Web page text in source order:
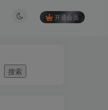
开通会员
搜索